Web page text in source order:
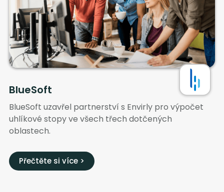
BlueSoft
BlueSoft uzavřel partnerství s Envirly pro výpočet
uhlíkové stopy ve všech třech dotčených
oblastech.
Přečtěte si více >